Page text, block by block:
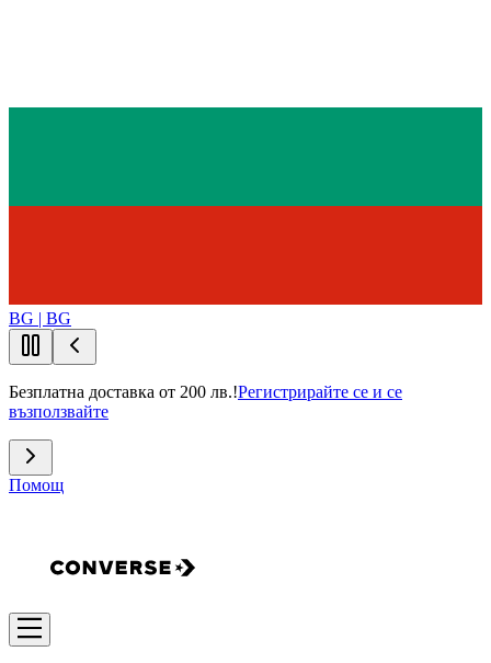
BG | BG
Безплатна доставка от 200 лв.!Регистрирайте се и се
възползвайте
Помощ